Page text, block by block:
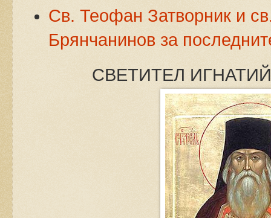
Св. Теофан Затворник и
Брянчанинов за
СВЕТИТЕЛ